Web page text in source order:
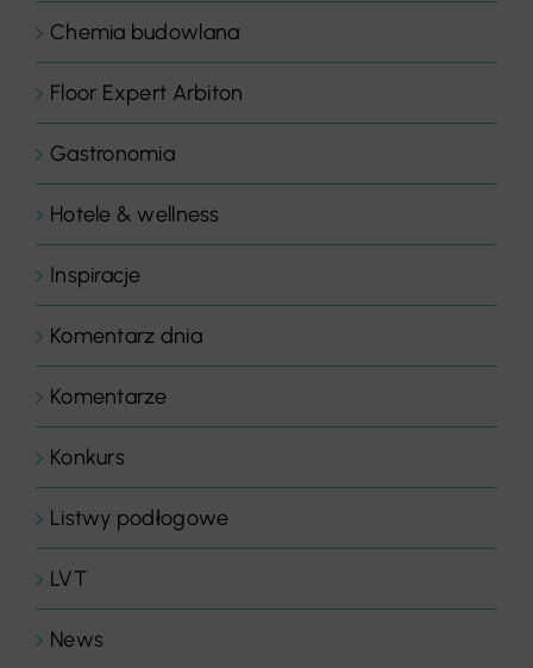
Chemia budowlana
Floor Expert Arbiton
Gastronomia
Hotele & wellness
Inspiracje
Komentarz dnia
Komentarze
Konkurs
Listwy podłogowe
LVT
News